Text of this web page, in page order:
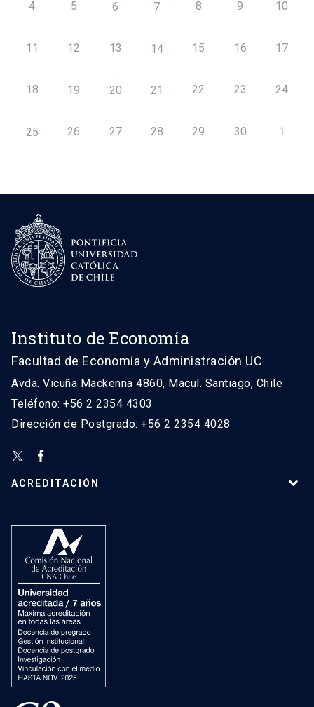
4 5 6 7 8 9 10
11 12 13 14 15 16 17
18 19 20 21 22 23 24
25 26 27 28 29 30 1
Instituto de Economía
Facultad de Economía y Administración UC
Avda. Vicuña Mackenna 4860, Macul. Santiago, Chile
Teléfono: +56 2 2354 4303
Dirección de Postgrado: +56 2 2354 4028
ACREDITACIÓN